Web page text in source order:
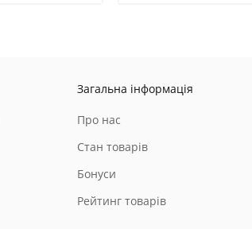
Загальна інформація
Про нас
Стан товарів
Бонуси
Рейтинг товарів